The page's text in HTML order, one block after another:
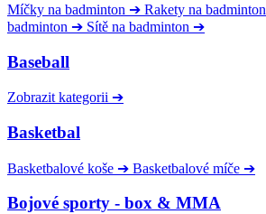
Míčky na badminton ➔ Rakety na badminton
badminton ➔ Sítě na badminton ➔
Baseball
Zobrazit kategorii ➔
Basketbal
Basketbalové koše ➔ Basketbalové míče ➔
Bojové sporty - box & MMA